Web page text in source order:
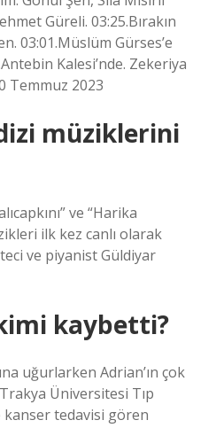
Güreli. 03:25.Bırakın
03:01.Müslüm Gürses’e
Kalesi’nde. Zekeriya
Temmuz 2023
dizi müziklerini
ve “Harika
ilk kez canlı olarak
ve piyanist Güldiyar
kaybetti?
uğurlarken Adrian’ın çok
Üniversitesi Tıp
kanser tedavisi gören